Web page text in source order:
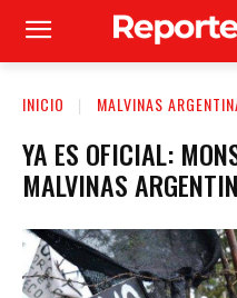
INICIO MALVINAS
YA ES OFICIAL:
MALVINAS